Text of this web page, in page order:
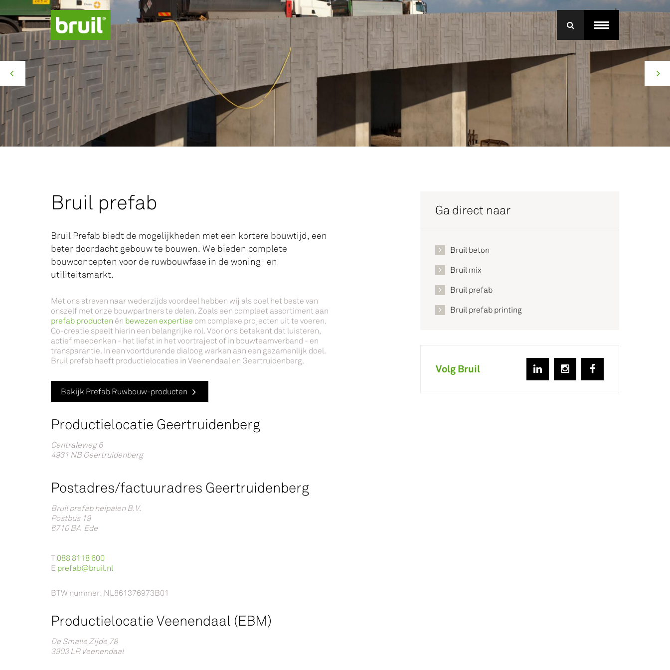
menu
Productgroepen
Contact
Over ons
Missie Groen
Service
Productgroep Betonmortel
Silo-service
Bruil prefab
Bruil Prefab biedt de mogelijkheden met een kortere bouwtijd, een
beter doordacht gebouw te bouwen. We bieden complete
bouwconcepten voor de ruwbouwfase in de woning- en
utiliteitsmarkt.
Met ons streven naar wederzijds voordeel hebben wij als doel het beste van
onszelf met onze bouwpartners te delen. Zoals een compleet assortiment aan
prefab producten én bewezen expertise om complexe projecten uit te voeren.
Co-creatie speelt hierin een belangrijke rol. Voor ons betekent dat luisteren,
actief meedenken - het liefst in het voortraject of in bouwteamverband - en
transparantie. In een voortdurende dialoog werken aan een gezamenlijk doel.
Bruil prefab heeft productielocaties in Veenendaal en Geertruidenberg.
Bekijk Prefab Ruwbouw-producten
Productielocatie Geertruidenberg
Centraleweg 6
4931 NB Geertruidenberg
Postadres/factuuradres Geertruidenberg
Bruil prefab heipalen B.V.
Postbus 19
6710 BA Ede
T 088 8118 600
E prefab@bruil.nl
BTW nummer: NL861376973B01
Productielocatie Veenendaal (EBM)
De Smalle Zijde 78
3903 LR Veenendaal
Ga direct naar
Bruil beton
Bruil mix
Bruil prefab
Bruil prefab printing
Volg Bruil